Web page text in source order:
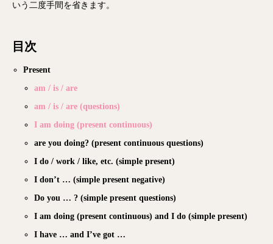
いう二度手間を省きます。
目次
Present
am / is / are
am / is / are (questions)
I am doing (present continuous)
are you doing? (present continuous questions)
I do / work / like, etc. (simple present)
I don’t … (simple present negative)
Do you … ? (simple present questions)
I am doing (present continuous) and I do (simple present)
I have … and I’ve got …